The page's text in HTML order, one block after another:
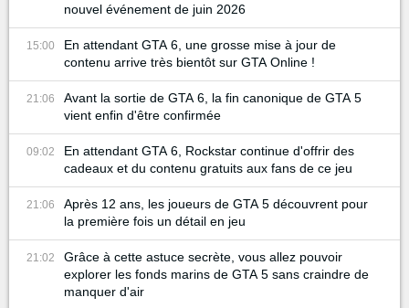
nouvel événement de juin 2026
15:00
En attendant GTA 6, une grosse mise à jour de
contenu arrive très bientôt sur GTA Online !
21:06
Avant la sortie de GTA 6, la fin canonique de GTA 5
vient enfin d'être confirmée
09:02
En attendant GTA 6, Rockstar continue d'offrir des
cadeaux et du contenu gratuits aux fans de ce jeu
21:06
Après 12 ans, les joueurs de GTA 5 découvrent pour
la première fois un détail en jeu
21:02
Grâce à cette astuce secrète, vous allez pouvoir
explorer les fonds marins de GTA 5 sans craindre de
manquer d'air